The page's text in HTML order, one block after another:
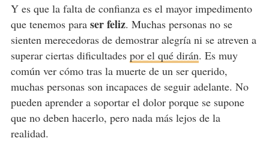
Y es que la falta de confianza es el mayor impedimento
que tenemos para ser feliz. Muchas personas no se
sienten merecedoras de demostrar alegría ni se atreven a
superar ciertas dificultades por el qué dirán. Es muy
común ver cómo tras la muerte de un ser querido,
muchas personas son incapaces de seguir adelante. No
pueden aprender a soportar el dolor porque se supone
que no deben hacerlo, pero nada más lejos de la
realidad.